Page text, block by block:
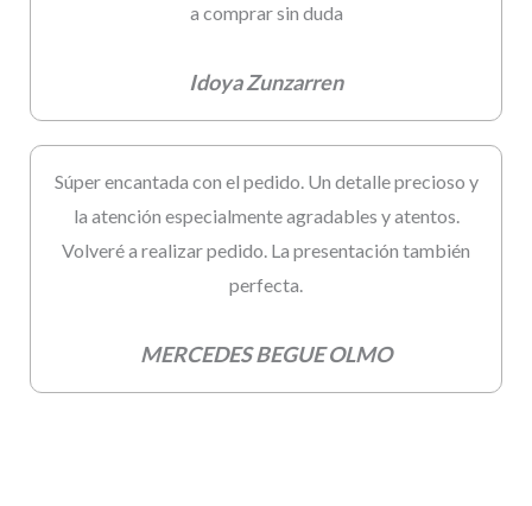
a comprar sin duda
Idoya Zunzarren
Súper encantada con el pedido. Un detalle precioso y
la atención especialmente agradables y atentos.
Volveré a realizar pedido. La presentación también
perfecta.
MERCEDES BEGUE OLMO